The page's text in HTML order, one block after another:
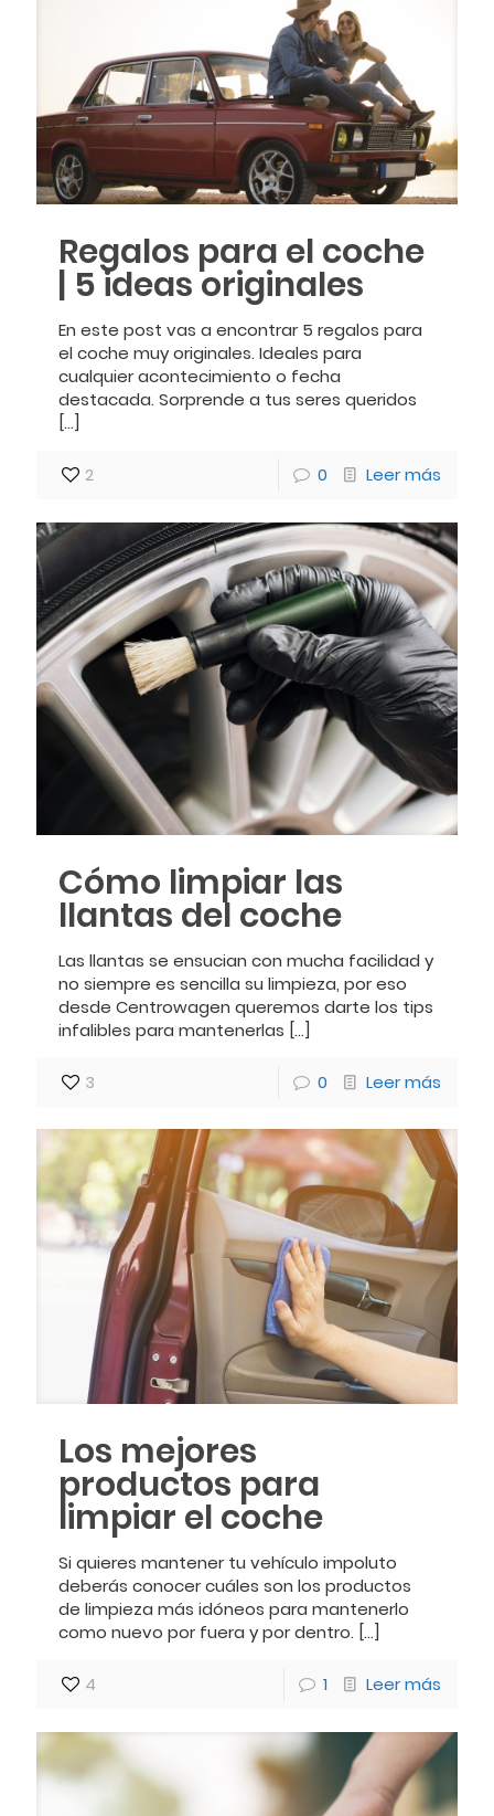
Regalos para el coche
| 5 ideas originales
En este post vas a encontrar 5 regalos para
el coche muy originales. Ideales para
cualquier acontecimiento o fecha
destacada. Sorprende a tus seres queridos
[…]
2 0 Leer más
Cómo limpiar las
llantas del coche
Las llantas se ensucian con mucha facilidad y
no siempre es sencilla su limpieza, por eso
desde Centrowagen queremos darte los tips
infalibles para mantenerlas […]
3 0 Leer más
Los mejores
productos para
limpiar el coche
Si quieres mantener tu vehículo impoluto
deberás conocer cuáles son los productos
de limpieza más idóneos para mantenerlo
como nuevo por fuera y por dentro. […]
4 1 Leer más